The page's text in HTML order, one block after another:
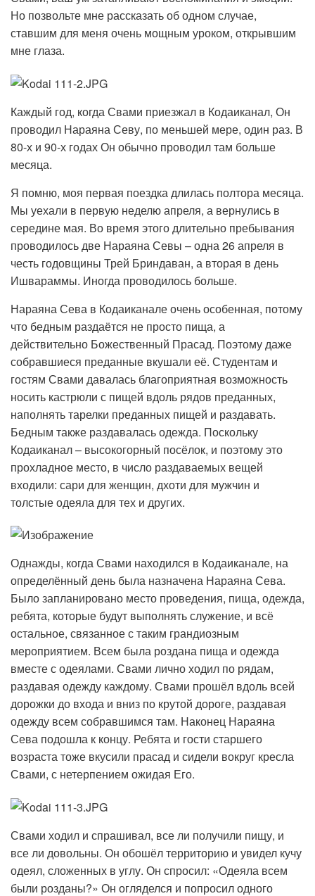
Но позвольте мне рассказать об одном случае,
ставшим для меня очень мощным уроком, открывшим
мне глаза.
Каждый год, когда Свами приезжал в Кодаиканал, Он
проводил Нараяна Севу, по меньшей мере, один раз. В
80-х и 90-х годах Он обычно проводил там больше
месяца.
Я помню, моя первая поездка длилась полтора месяца.
Мы уехали в первую неделю апреля, а вернулись в
середине мая. Во время этого длительно пребывания
проводилось две Нараяна Севы – одна 26 апреля в
честь годовщины Трей Бриндаван, а вторая в день
Ишвараммы. Иногда проводилось больше.
Нараяна Сева в Кодаиканале очень особенная, потому
что бедным раздаётся не просто пища, а
действительно Божественный Прасад. Поэтому даже
собравшиеся преданные вкушали её. Студентам и
гостям Свами давалась благоприятная возможность
носить кастрюли с пищей вдоль рядов преданных,
наполнять тарелки преданных пищей и раздавать.
Бедным также раздавалась одежда. Поскольку
Кодаиканал – высокогорный посёлок, и поэтому это
прохладное место, в число раздаваемых вещей
входили: сари для женщин, дхоти для мужчин и
толстые одеяла для тех и других.
Однажды, когда Свами находился в Кодаиканале, на
определённый день была назначена Нараяна Сева.
Было запланировано место проведения, пища, одежда,
ребята, которые будут выполнять служение, и всё
остальное, связанное с таким грандиозным
мероприятием. Всем была роздана пища и одежда
вместе с одеялами. Свами лично ходил по рядам,
раздавая одежду каждому. Свами прошёл вдоль всей
дорожки до входа и вниз по крутой дороге, раздавая
одежду всем собравшимся там. Наконец Нараяна
Сева подошла к концу. Ребята и гости старшего
возраста тоже вкусили прасад и сидели вокруг кресла
Свами, с нетерпением ожидая Его.
Свами ходил и спрашивал, все ли получили пищу, и
все ли довольны. Он обошёл территорию и увидел кучу
одеял, сложенных в углу. Он спросил: «Одеяла всем
были розданы?» Он огляделся и попросил одного